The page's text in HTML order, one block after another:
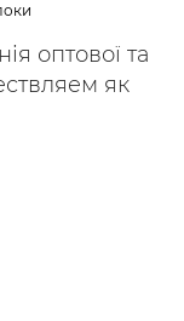
оптової та
як